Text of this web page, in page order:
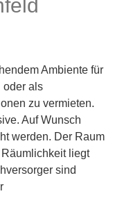
Ambiente für
oder als
zu vermieten.
Auf Wunsch
werden. Der Raum
liegt
sind